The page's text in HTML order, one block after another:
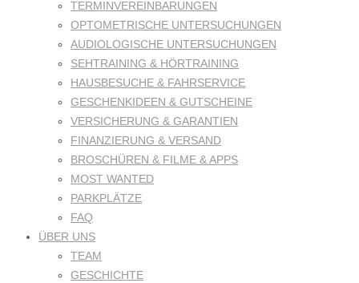
TERMINVEREINBARUNGEN
OPTOMETRISCHE UNTERSUCHUNGEN
AUDIOLOGISCHE UNTERSUCHUNGEN
SEHTRAINING & HÖRTRAINING
HAUSBESUCHE & FAHRSERVICE
GESCHENKIDEEN & GUTSCHEINE
VERSICHERUNG & GARANTIEN
FINANZIERUNG & VERSAND
BROSCHÜREN & FILME & APPS
MOST WANTED
PARKPLÄTZE
FAQ
ÜBER UNS
TEAM
GESCHICHTE